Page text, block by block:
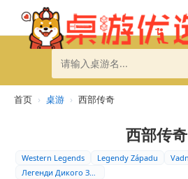
首页 › 桌游 › 西部传奇
西部传奇
Western Legends Legendy Západu
Легенди Дикого Зах…